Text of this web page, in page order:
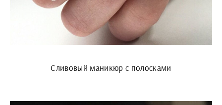
Сливовый маникюр с полосками